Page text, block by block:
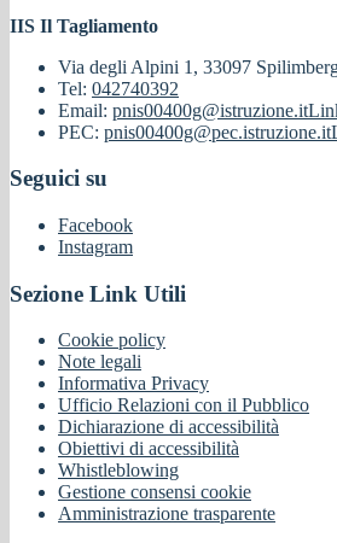
IIS Il Tagliamento
Via degli Alpini 1, 33097
Tel: 042740392
Email: pnis00400g@istruzione.it
PEC: pnis00400g@pec.istruzione.it
Seguici su
Facebook
Instagram
Sezione Link Utili
Cookie policy
Note legali
Informativa Privacy
Ufficio Relazioni con il Pubblico
Dichiarazione di accessibilità
Obiettivi di accessibilità
Whistleblowing
Gestione consensi cookie
Amministrazione trasparente